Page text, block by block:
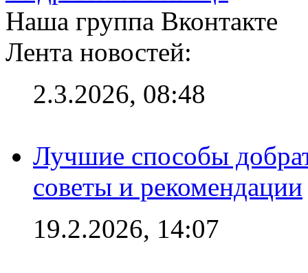
Наша группа Вконтакте
Лента новостей:
2.3.2026, 08:48
Лучшие способы
советы и рекомендации
19.2.2026, 14:07